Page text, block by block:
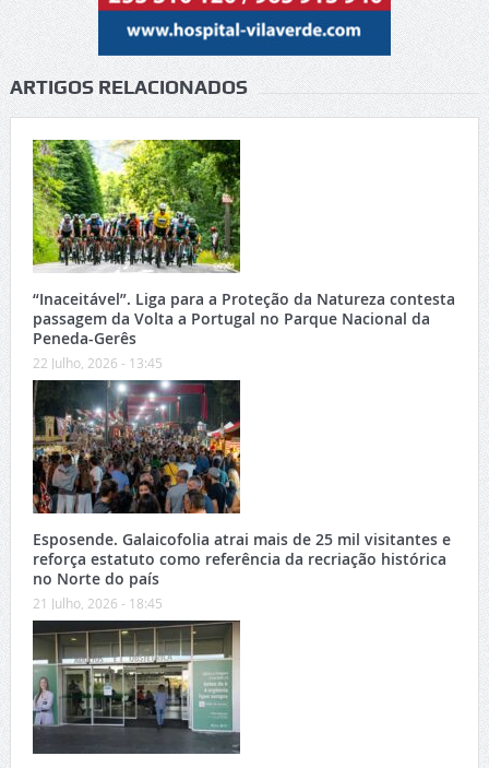
ARTIGOS RELACIONADOS
“Inaceitável”. Liga para a Proteção da Natureza contesta
passagem da Volta a Portugal no Parque Nacional da
Peneda-Gerês
22 Julho, 2026 - 13:45
Esposende. Galaicofolia atrai mais de 25 mil visitantes e
reforça estatuto como referência da recriação histórica
no Norte do país
21 Julho, 2026 - 18:45